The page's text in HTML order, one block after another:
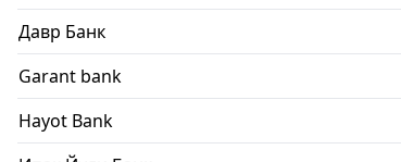
Давр Банк
Garant bank
Hayot Bank